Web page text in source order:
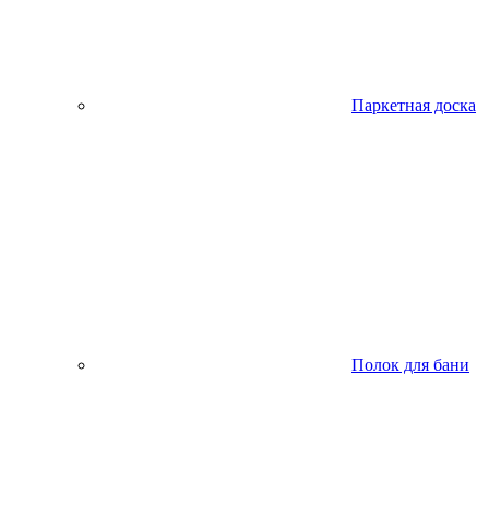
Паркетная доска
Полок для бани